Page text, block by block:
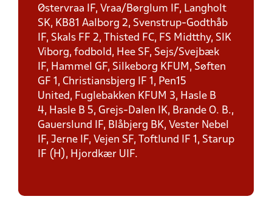
Østervraa IF, Vraa/Børglum IF, Langholt
SK, KB81 Aalborg 2, Svenstrup-Godthåb
IF, Skals FF 2, Thisted FC, FS Midtthy, SIK
Viborg, fodbold, Hee SF, Sejs/Svejbæk
IF, Hammel GF, Silkeborg KFUM, Søften
GF 1, Christiansbjerg IF 1, Pen15
United, Fuglebakken KFUM 3, Hasle B
4, Hasle B 5, Grejs-Dalen IK, Brande O. B.,
Gauerslund IF, Blåbjerg BK, Vester Nebel
IF, Jerne IF, Vejen SF, Toftlund IF 1, Starup
IF (H), Hjordkær UIF.